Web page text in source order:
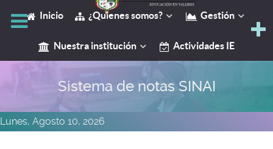
Inicio ¿Quienes somos? Gestión
Nuestra institución Actividades IE
Sistema de notas SINAI
Lunes, Agosto 10, 2026